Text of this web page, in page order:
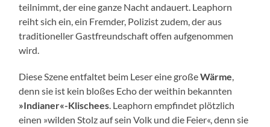
teilnimmt, der eine ganze Nacht andauert. Leaphorn
reiht sich ein, ein Fremder, Polizist zudem, der aus
traditioneller Gastfreundschaft offen aufgenommen
wird.
Diese Szene entfaltet beim Leser eine großeWärme,
denn sie ist kein bloßes Echo der weithin bekannten
»Indianer«-Klischees. Leaphorn empfindet plötzlich
einen »wilden Stolz auf sein Volk und die Feier«, denn sie